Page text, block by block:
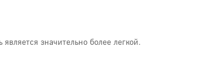
значительно более легкой.